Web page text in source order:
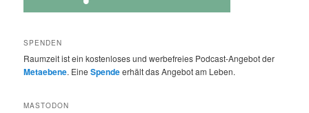
SPENDEN
Raumzeit ist ein kostenloses und werbefreies Podcast-Angebot der
Metaebene. EineSpendeerhält das Angebot am Leben.
MASTODON